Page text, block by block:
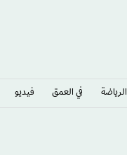
الرياضة في العمق فيديو